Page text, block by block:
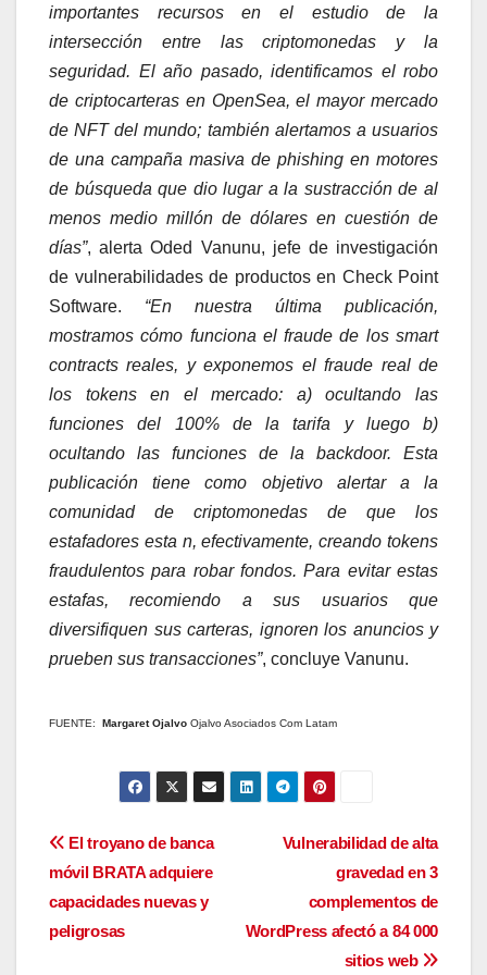
importantes recursos en el estudio de la
intersección entre las criptomonedas y la
seguridad. El año pasado, identificamos el robo
de criptocarteras en OpenSea, el mayor mercado
de NFT del mundo; también alertamos a usuarios
de una campaña masiva de phishing en motores
de búsqueda que dio lugar a la sustracción de al
menos medio millón de dólares en cuestión de
días”, alerta Oded Vanunu, jefe de investigación
de vulnerabilidades de productos en Check Point
Software. “En nuestra última publicación,
mostramos cómo funciona el fraude de los smart
contracts reales, y exponemos el fraude real de
los tokens en el mercado: a) ocultando las
funciones del 100% de la tarifa y luego b)
ocultando las funciones de la backdoor. Esta
publicación tiene como objetivo alertar a la
comunidad de criptomonedas de que los
estafadores esta n, efectivamente, creando tokens
fraudulentos para robar fondos. Para evitar estas
estafas, recomiendo a sus usuarios que
diversifiquen sus carteras, ignoren los anuncios y
prueben sus transacciones”, concluye Vanunu.
FUENTE: Margaret Ojalvo Ojalvo Asociados Com Latam
Navegación
de
entradas
Vulnerabilidad de alta
gravedad en 3
complementos de
WordPress afectó a 84 000
sitios web
El troyano de banca
móvil BRATA adquiere
capacidades nuevas y
peligrosas